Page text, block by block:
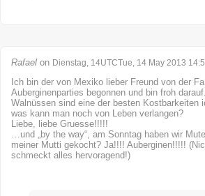
Rafael on Dienstag, 14UTCTue, 14 May 2013
Ich bin der von Mexiko lieber Freund von der
Auberginenparties begonnen und bin froh
Walnüssen sind eine der besten
was kann man noch von Leben verlangen?
Liebe, liebe Gruesse!!!!!
…und „by the way“, am Sonntag haben wir
meiner Mutti gekocht? Ja!!!! Auberginen!!!!!
schmeckt alles hervoragend!)